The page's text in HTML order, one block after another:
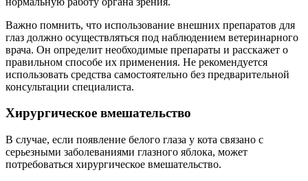
Важно помнить, что использование внешних препаратов для
глаз должно осуществляться под наблюдением ветеринарного
врача. Он определит необходимые препараты и расскажет о
правильном способе их применения. Не рекомендуется
использовать средства самостоятельно без предварительной
консультации специалиста.
Хирургическое вмешательство
В случае, если появление белого глаза у кота связано с
серьезными заболеваниями глазного яблока, может
потребоваться хирургическое вмешательство.